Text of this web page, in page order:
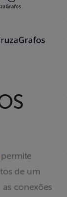
de um
conexões